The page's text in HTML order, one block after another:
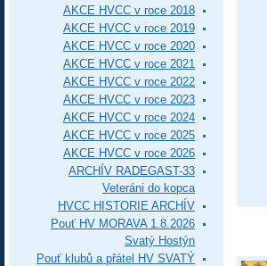
AKCE HVCC v roce 2018
AKCE HVCC v roce 2019
AKCE HVCC v roce 2020
AKCE HVCC v roce 2021
AKCE HVCC v roce 2022
AKCE HVCC v roce 2023
AKCE HVCC v roce 2024
AKCE HVCC v roce 2025
AKCE HVCC v roce 2026
ARCHÍV RADEGAST-33
Veteráni do kopca
HVCC HISTORIE ARCHÍV
Pouť HV MORAVA 1.8.2026
Svatý Hostýn
Pouť klubů a přátel HV SVATÝ